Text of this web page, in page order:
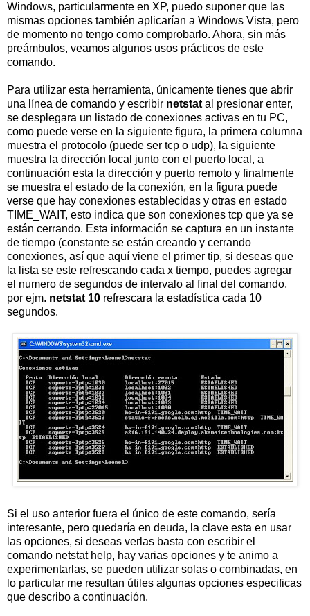
Windows, particularmente en XP, puedo suponer que las
mismas opciones también aplicarían a Windows Vista, pero
de momento no tengo como comprobarlo. Ahora, sin más
preámbulos, veamos algunos usos prácticos de este
comando.
Para utilizar esta herramienta, únicamente tienes que abrir
una línea de comando y escribir netstat al presionar enter,
se desplegara un listado de conexiones activas en tu PC,
como puede verse en la siguiente figura, la primera columna
muestra el protocolo (puede ser tcp o udp), la siguiente
muestra la dirección local junto con el puerto local, a
continuación esta la dirección y puerto remoto y finalmente
se muestra el estado de la conexión, en la figura puede
verse que hay conexiones establecidas y otras en estado
TIME_WAIT, esto indica que son conexiones tcp que ya se
están cerrando. Esta información se captura en un instante
de tiempo (constante se están creando y cerrando
conexiones, así que aquí viene el primer tip, si deseas que
la lista se este refrescando cada x tiempo, puedes agregar
el numero de segundos de intervalo al final del comando,
por ejm. netstat 10 refrescara la estadística cada 10
segundos.
Si el uso anterior fuera el único de este comando, sería
interesante, pero quedaría en deuda, la clave esta en usar
las opciones, si deseas verlas basta con escribir el
comando netstat help, hay varias opciones y te animo a
experimentarlas, se pueden utilizar solas o combinadas, en
lo particular me resultan útiles algunas opciones especificas
que describo a continuación.